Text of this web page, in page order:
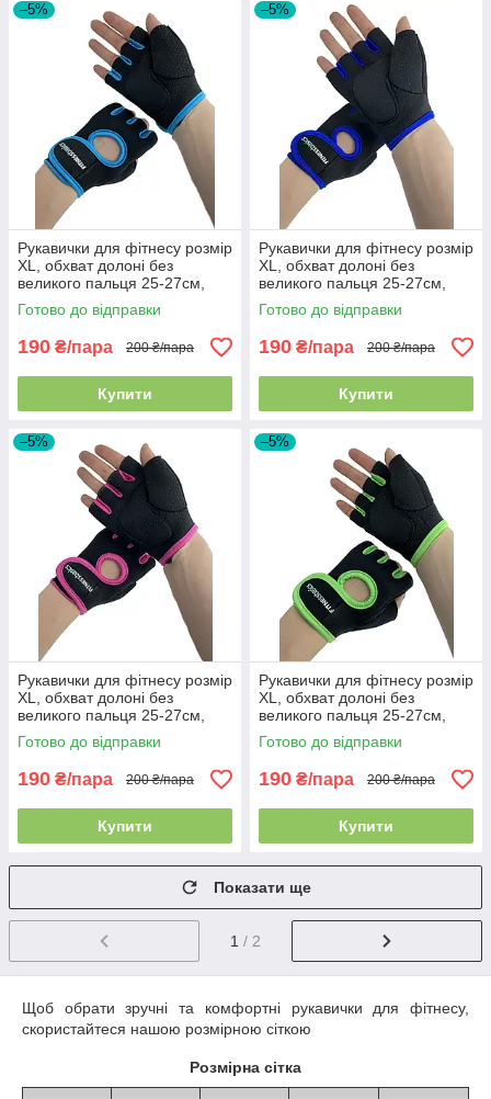
–5%
Рукавички для фітнесу розмір
XL, обхват долоні без
великого пальця 25-27см,
чорно-блакитний, BC-893
Готово до відправки
190 ₴/пара 200 ₴/пара
Купити
–5%
Рукавички для фітнесу розмір
XL, обхват долоні без
великого пальця 25-27см,
чорно - синій, BC-893
Готово до відправки
190 ₴/пара 200 ₴/пара
Купити
–5%
Рукавички для фітнесу розмір
XL, обхват долоні без
великого пальця 25-27см,
чорно-рожеві, BC-893
Готово до відправки
190 ₴/пара 200 ₴/пара
Купити
–5%
Рукавички для фітнесу розмір
XL, обхват долоні без
великого пальця 25-27см,
чорно-салатовий, BC-893
Готово до відправки
190 ₴/пара 200 ₴/пара
Купити
Показати ще
1 / 2
Щоб обрати зручні та комфортні рукавички для фітнесу,
скористайтеся нашою розмірною сіткою
Розмірна сітка